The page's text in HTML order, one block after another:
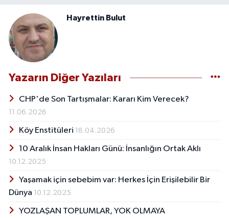
Hayrettin Bulut
Yazarın Diğer Yazıları
CHP'de Son Tartışmalar: Kararı Kim Verecek?
11.06.2026
Köy Enstitüleri 18.04.2026
10 Aralık İnsan Hakları Günü: İnsanlığın Ortak Aklı
10.12.2025
Yaşamak için sebebim var: Herkes İçin Erişilebilir Bir
Dünya 10.12.2025
YOZLAŞAN TOPLUMLAR, YOK OLMAYA